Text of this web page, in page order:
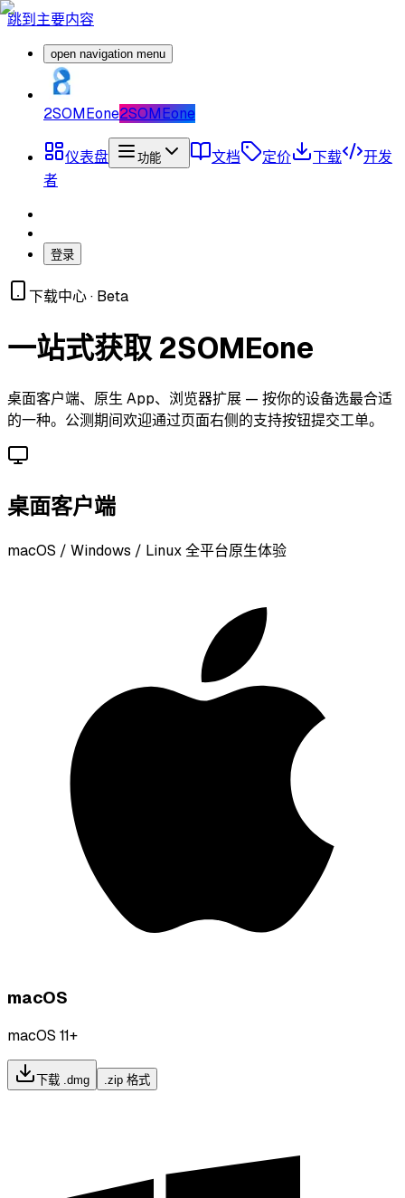
跳到主要内容
open navigation menu
2SOMEone2SOMEone
仪表盘 功能 文档 定价 下载
开发
者
登录
下载中心 · Beta
一站式获取 2SOMEone
桌面客户端、原生 App、浏览器扩展 — 按你的设备选最合适
的一种。公测期间欢迎通过页面右侧的支持按钮提交工单。
桌面客户端
macOS / Windows / Linux 全平台原生体验
macOS
macOS 11+
下载 .dmg .zip 格式